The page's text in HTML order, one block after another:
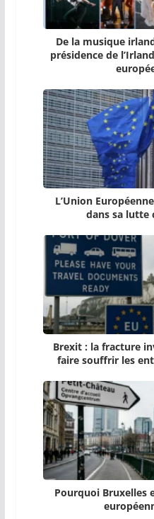
De la musique
présidence de
L’Union
dans sa lutte
Brexit : la fracture
faire souffrir les
Pourquoi Bruxelles